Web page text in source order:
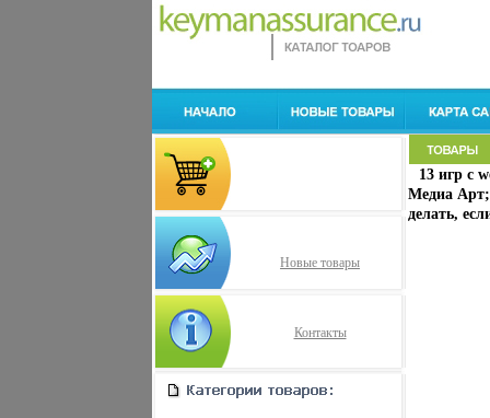
Новые товары
Контакты
13 игр с
Медиа Арт;
делать,